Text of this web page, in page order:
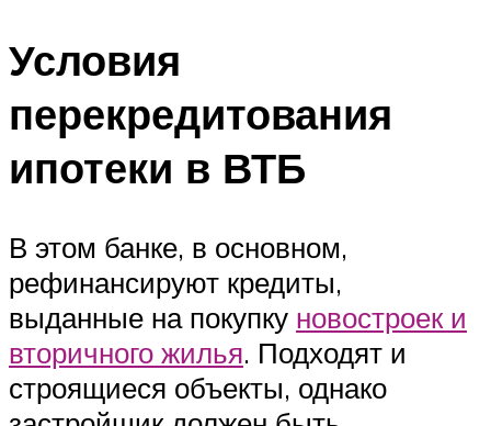
Условия
перекредитования
ипотеки в ВТБ
В этом банке, в основном,
рефинансируют кредиты,
выданные на покупку новостроек и
вторичного жилья. Подходят и
строящиеся объекты, однако